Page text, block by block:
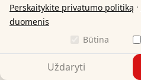
Perskaitykite privatumo politiką ·
duomenis
Būtina
Uždaryti